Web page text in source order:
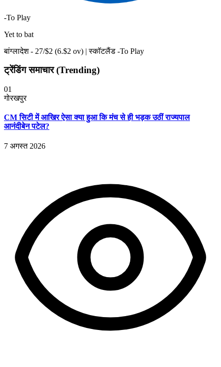
-To Play
Yet to bat
बांग्लादेश - 27/$2 (6.$2 ov) | स्कॉटलैंड -To Play
ट्रेंडिंग समाचार (Trending)
01
गोरखपुर
CM सिटी में आखिर ऐसा क्या हुआ कि मंच से ही भड़क उठीं राज्यपाल
आनंदीबेन पटेल?
7 अगस्त 2026